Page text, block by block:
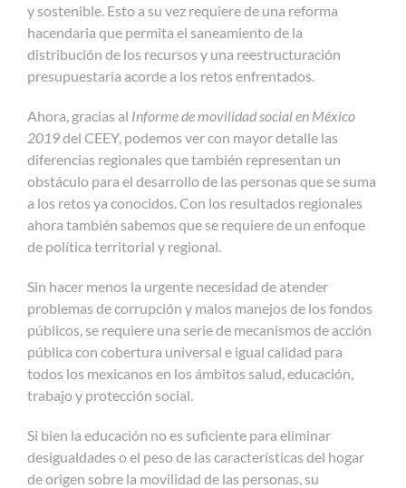
y sostenible. Esto a su vez requiere de una reforma
hacendaria que permita el saneamiento de la
distribución de los recursos y una reestructuración
presupuestaria acorde a los retos enfrentados.
Ahora, gracias al Informe de movilidad social en México
2019del CEEY, podemos ver con mayor detalle las
diferencias regionales que también representan un
obstáculo para el desarrollo de las personas que se suma
a los retos ya conocidos. Con los resultados regionales
ahora también sabemos que se requiere de un enfoque
de política territorial y regional.
Sin hacer menos la urgente necesidad de atender
problemas de corrupción y malos manejos de los fondos
públicos, se requiere una serie de mecanismos de acción
pública con cobertura universal e igual calidad para
todos los mexicanos en los ámbitos salud, educación,
trabajo y protección social.
Si bien la educación no es suficiente para eliminar
desigualdades o el peso de las características del hogar
de origen sobre la movilidad de las personas, su